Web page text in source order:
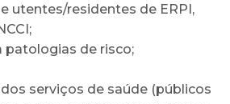
utentes/residentes de ERPI,
patologias de risco;
serviços de saúde (públicos